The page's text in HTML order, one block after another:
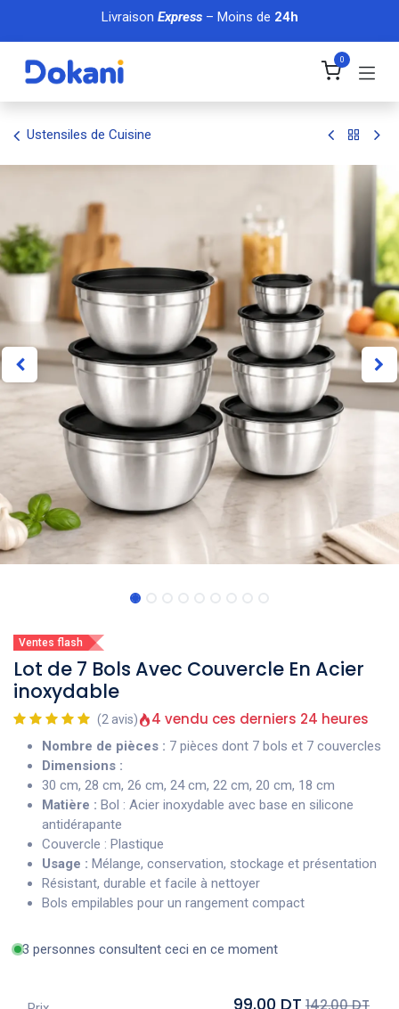
Se rendre au contenu
Livraison Express– Moins de 24h
0
Ustensiles de Cuisine
Ventes flash
Lot de 7 Bols Avec Couvercle En Acier
inoxydable
(2 avis) 4 vendu ces derniers 24 heures
Nombre de pièces : 7 pièces dont 7 bols et 7 couvercles
Dimensions :
30 cm, 28 cm, 26 cm, 24 cm, 22 cm, 20 cm, 18 cm
Matière : Bol : Acier inoxydable avec base en silicone
antidérapante
Couvercle : Plastique
Usage : Mélange, conservation, stockage et présentation
Résistant, durable et facile à nettoyer
Bols empilables pour un rangement compact
3 personnes consultent ceci en ce moment
99.00 DT 142.00 DT